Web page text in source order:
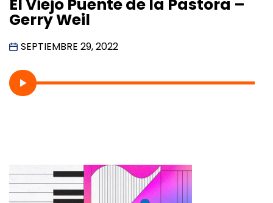
El Viejo Puente de la Pastora –
Gerry Weil
SEPTIEMBRE 29, 2022